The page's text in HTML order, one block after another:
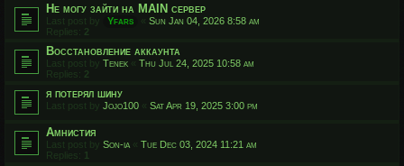
Не могу зайти на MAIN сервер
Last post by Yfars « Sun Jan 04, 2026 8:58 am
Replies: 2
Восстановление аккаунта
Last post by Tenek « Thu Jul 24, 2025 10:58 am
Replies: 2
я потерял шину
Last post by Jojo100 « Sat Apr 19, 2025 3:00 pm
Амнистия
Last post by Son-ia « Tue Dec 03, 2024 11:21 am
Replies: 1